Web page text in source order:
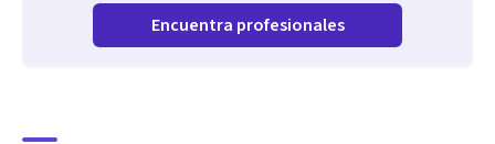
Encuentra profesionales